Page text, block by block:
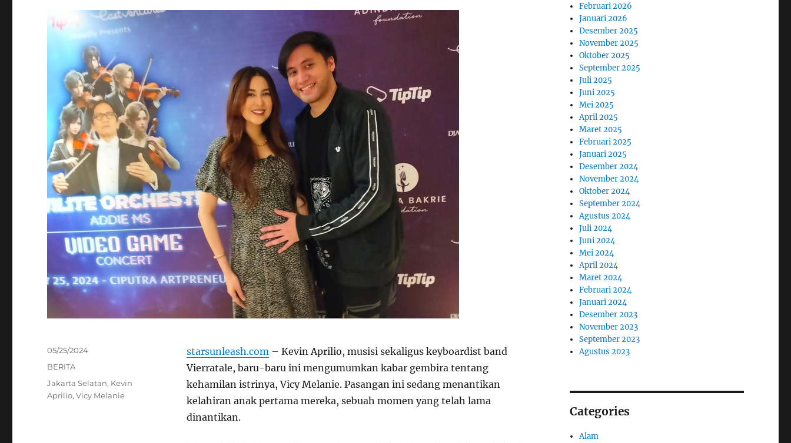
starsunleash.com– Kevin Aprilio, musisi sekaligus keyboardist band
Vierratale, baru-baru ini mengumumkan kabar gembira tentang
kehamilan istrinya, Vicy Melanie. Pasangan ini sedang menantikan
kelahiran anak pertama mereka, sebuah momen yang telah lama
dinantikan.
Posted
on
05/25/2024
Categories
BERITA
Tags
Jakarta Selatan, Kevin
Aprilio,Vicy Melanie
Februari 2026
Januari 2026
Desember 2025
November 2025
Oktober 2025
September 2025
Juli 2025
Juni 2025
Mei 2025
April 2025
Maret 2025
Februari 2025
Januari 2025
Desember 2024
November 2024
Oktober 2024
September 2024
Agustus 2024
Juli 2024
Juni 2024
Mei 2024
April 2024
Maret 2024
Februari 2024
Januari 2024
Desember 2023
November 2023
September 2023
Agustus 2023
Categories
Alam